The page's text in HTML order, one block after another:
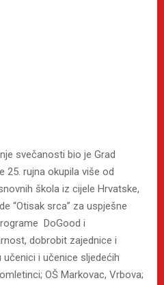
svečanosti bio je Grad
25. rujna okupila više od
škola iz cijele Hrvatske,
“Otisak srca” za uspješne
DoGood i
dobrobit zajednice i
i učenice sljedećih
OŠ Markovac, Vrbova;